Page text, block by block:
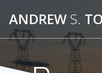
ANDREW S.